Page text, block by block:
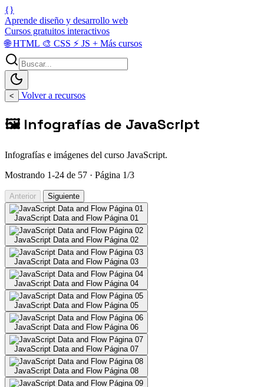
{}
Aprende diseño y desarrollo web
Cursos gratuitos interactivos
🌐HTML 🎨 CSS ⚡ JS + Más cursos
< Volver a recursos
🖼️ Infografías de JavaScript
Infografías e imágenes del curso JavaScript.
Mostrando 1-24 de 57 · Página 1/3
Anterior Siguiente
JavaScript Data and Flow Página 01
JavaScript Data and Flow Página 02
JavaScript Data and Flow Página 03
JavaScript Data and Flow Página 04
JavaScript Data and Flow Página 05
JavaScript Data and Flow Página 06
JavaScript Data and Flow Página 07
JavaScript Data and Flow Página 08